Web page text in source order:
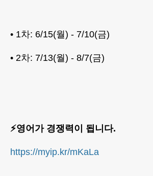
• 1차: 6/15(월) - 7/10(금)
• 2차: 7/13(월) - 8/7(금)
⚡영어가 경쟁력이 됩니다.
https://myip.kr/mKaLa